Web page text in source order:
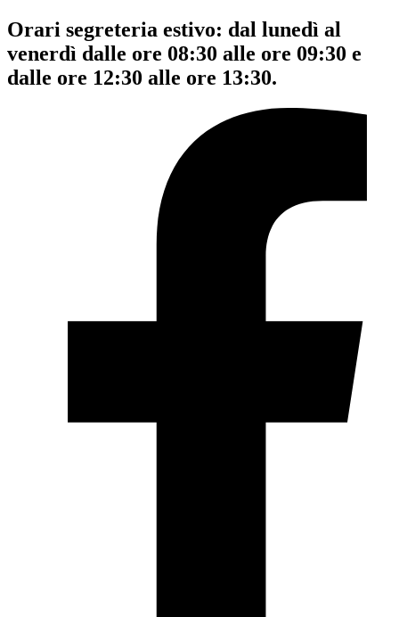
Orari segreteria estivo: dal lunedì al
venerdì dalle ore 08:30 alle ore 09:30 e
dalle ore 12:30 alle ore 13:30.